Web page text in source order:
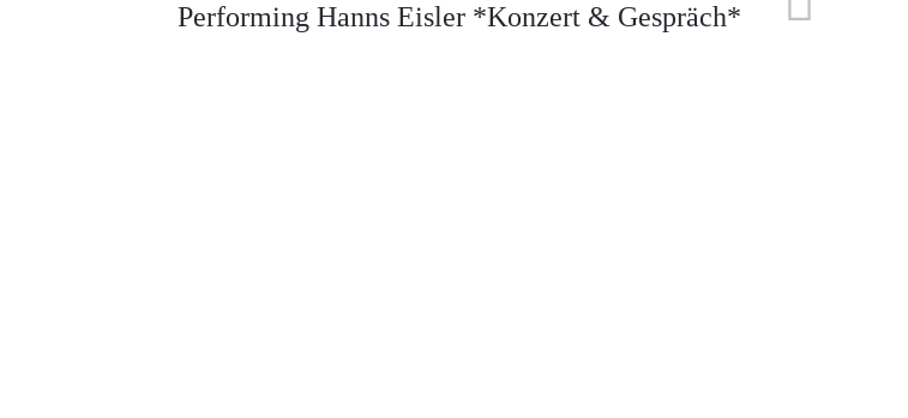
Performing Hanns Eisler *Konzert & Gespräch*